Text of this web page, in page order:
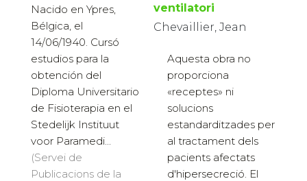
Nacido en Ypres,
Bélgica, el
14/06/1940. Cursó
estudios para la
obtención del
Diploma Universitario
de Fisioterapia en el
Stedelijk Instituut
voor Paramedi...
(Servei de
Publicacions de la
ventilatori
Chevaillier, Jean
Aquesta obra no
proporciona
«receptes» ni
solucions
estandarditzades per
al tractament dels
pacients afectats
d'hipersecreció. El